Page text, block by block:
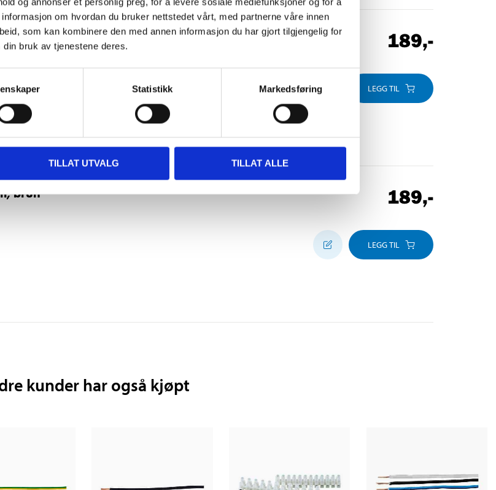
om hvordan du bruker nettstedet vårt, med partnerne våre innen
som kan kombinere den med annen informasjon du har gjort tilgjengelig for
bruk av tjenestene deres.
Statistikk Markedsføring
TILLAT UTVALG TILLAT ALLE
gul/grønn 189,-
LEGG TIL
brun 189,-
LEGG TIL
kunder har også kjøpt